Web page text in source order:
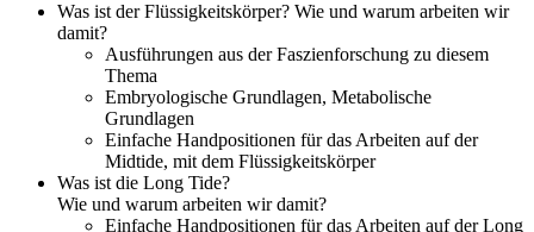
Was ist der Flüssigkeitskörper? Wie und warum arbeiten wir
damit?
Ausführungen aus der Faszienforschung zu diesem
Thema
Embryologische Grundlagen, Metabolische
Grundlagen
Einfache Handpositionen für das Arbeiten auf der
Midtide, mit dem Flüssigkeitskörper
Was ist die Long Tide?
Wie und warum arbeiten wir damit?
Einfache Handpositionen für das Arbeiten auf der Long